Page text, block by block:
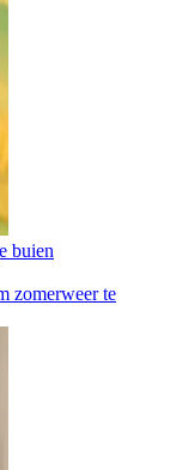
buien
zomerweer te